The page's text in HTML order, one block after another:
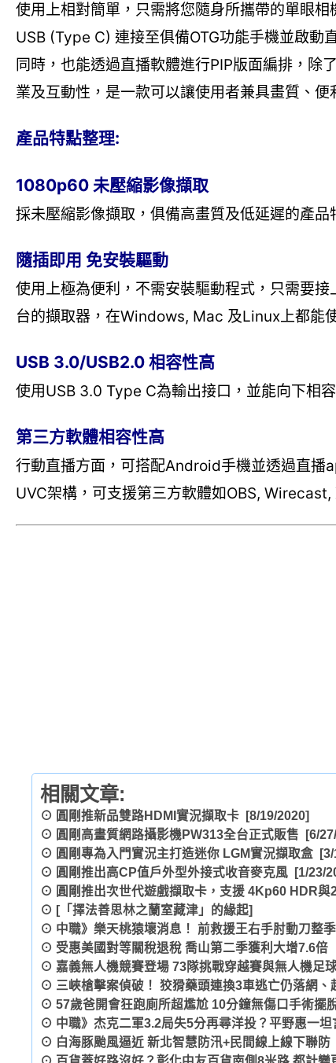
使用上相對簡單，只需將您隨身所攜帶的單眼
USB (Type C) 連接至俱備OTG功能手機並啟動
同時，也能透過直播軟體進行PIP版面編排，
業及互動性，是一款可以讓使用者兼具畫質、
產品特點整理:
1080p60 未壓縮影像擷取
採未壓縮影像擷取，俱備高畫質及低延遲的產
隨插即用 免安裝驅動
使用上極為便利，不需安裝驅動程式，只需要
台的擷取器，在Windows, Mac 及Linux上都能
USB 3.0/USB2.0 相容性高
使用USB 3.0 Type C為輸出接口，並能向下相
第三方軟體相容性高
行動直播方面，可搭配Android手機並透過直播
UVC架構，可支援第三方軟體如OBS,
相關文章:
⊙ 圓剛推新品雙路HDMI實況擷取卡 [8/19/2020]
⊙ 圓剛高畫質網路攝影機PW313全台正式販售 [6/
⊙ 圓剛專為入門實況主打造迷你 LGM實況擷取盒 [3/
⊙ 圓剛推出高CP值戶外型外接式收音麥克風 [1/23/
⊙ 圓剛推出次世代遊戲擷取卡，支援 4Kp60 HDR與
⊙ [「擇法善思林之蘭室藏津」的緣起]
⊙ 中職》樂天桃猿壞消息！ 前救援王右手肘動刀整
⊙ 受惠美國對等關稅退稅 喬山第二季獲利大增7.6倍
⊙ 嘉義無人機競賽登場 73隊挑戰穿越賽與無人機足
⊙ 三峽槍擊案偵破！ 狡猾藥頭連換3車逃亡仍落網、
⊙ 57歲爸開會狂跑廁所超尷尬 10分鐘無傷口手術擺
⊙ 中職》杰克二軍3.2局失5分再尋洋投？平野惠一坦
⊙ 白海豚颱風逼近 新北智慧防汛+民間線上線下聯防